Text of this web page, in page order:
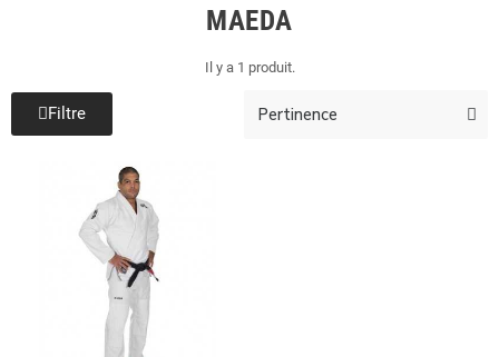
MAEDA
Il y a 1 produit.
Filtre